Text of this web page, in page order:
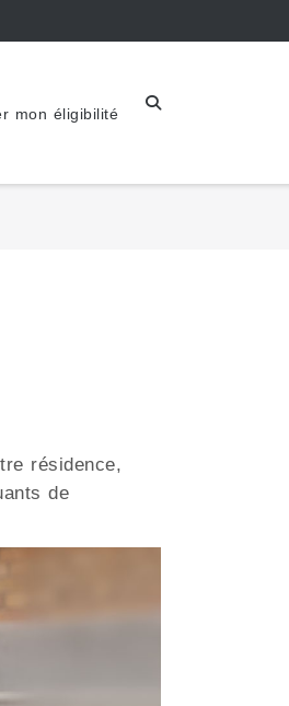
mon éligibilité
résidence,
de